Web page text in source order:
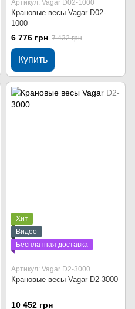
Артикул: Vagar D02-1000
Крановые весы Vagar D02-
1000
6 776 грн 7 432 грн
Купить
Хит
Видео
Бесплатная доставка
Артикул: Vagar D2-3000
Крановые весы Vagar D2-3000
10 452 грн